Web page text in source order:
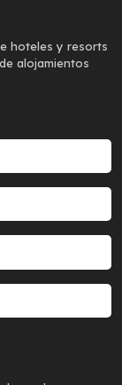
hoteles y resorts
alojamientos